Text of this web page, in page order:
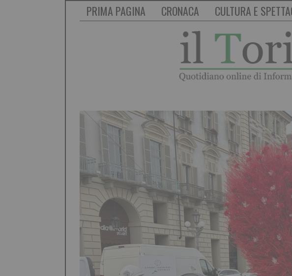
PRIMA PAGINA CRONACA CULTURA E